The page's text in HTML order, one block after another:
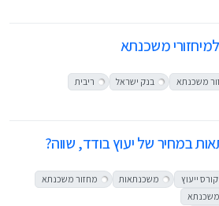
למיחזורי משכנתא
משכנתא בנק ישראל
ריבית
במחיר של יעוץ בודד, שווה?
קורס ייעוץ משכנתאות
מחזור משכנתא
משכנתא